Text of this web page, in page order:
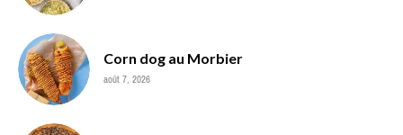
Corn dog au Morbier
août 7, 2026